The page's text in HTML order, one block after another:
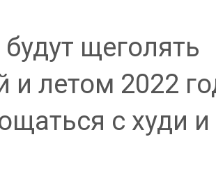
щеголять
летом 2022
с худи и